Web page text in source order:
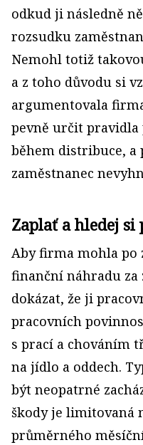
odkud ji následně
rozsudku
Nemohl totiž
a z toho důvodu si
argumentovala
pevně určit
během distribuce, a
zaměstnanec
Zaplať a hledej si
Aby firma mohla po
finanční náhradu za
dokázat, že ji
pracovních
s prací a chováním
na jídlo a oddech.
být ne­opatrné
škody je limitovaná
průměrného